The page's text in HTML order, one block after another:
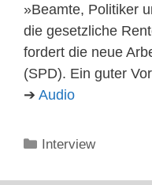
»Beamte, Politiker
die gesetzliche
fordert die neue
(SPD). Ein guter
➔ Audio
Kategorien
Interview